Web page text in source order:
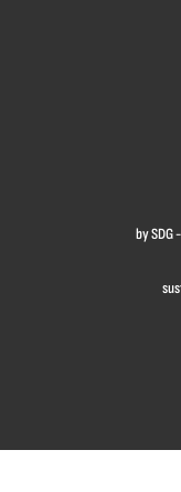
by SDG